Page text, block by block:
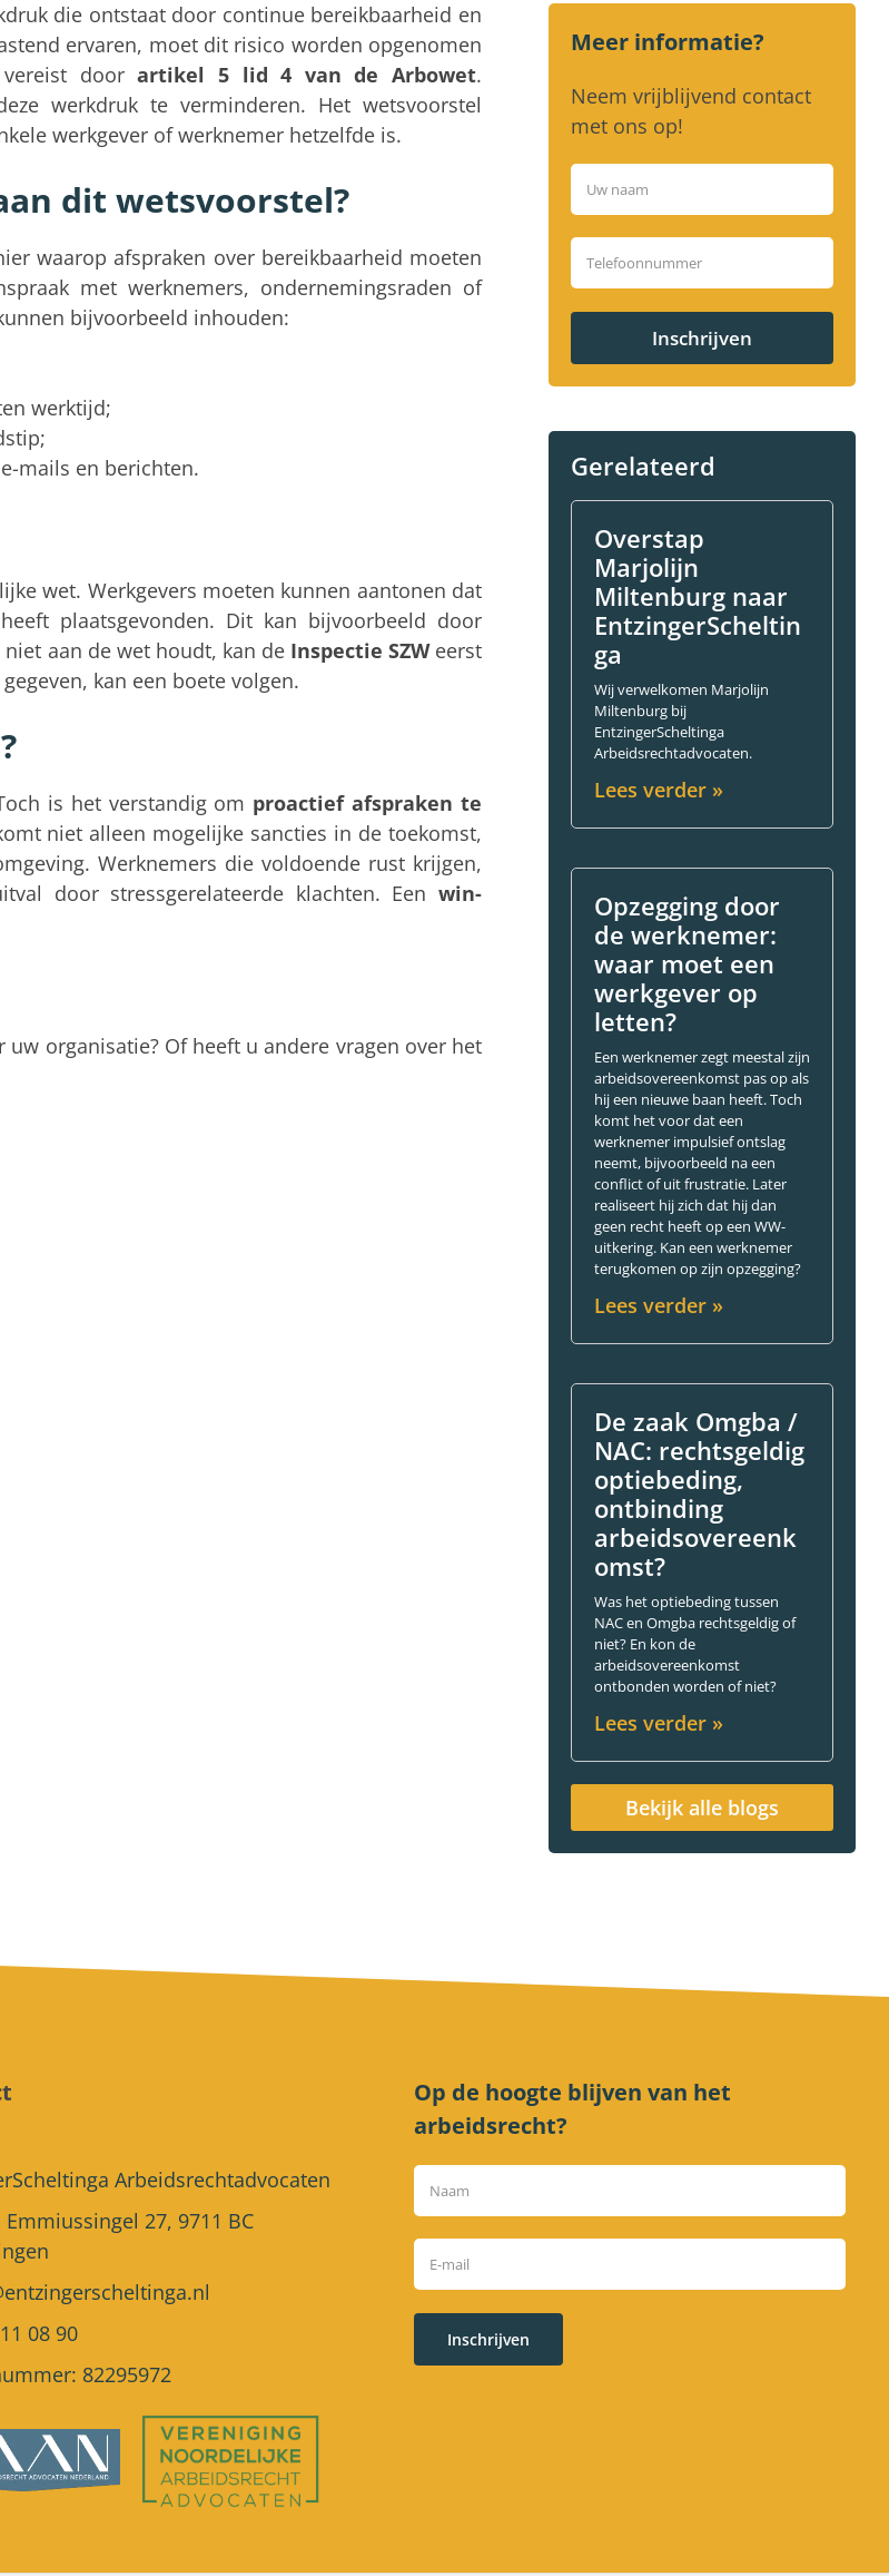
die ontstaat door continue bereikbaarheid en
ervaren, moet dit risico worden opgenomen
doorartikel 5 lid 4 van de Arbowet.
werkdruk te verminderen. Het wetsvoorstel
werkgever of werknemer hetzelfde is.
dit wetsvoorstel?
waarop afspraken over bereikbaarheid moeten
met werknemers, ondernemingsraden of
bijvoorbeeld inhouden:
werktijd;
mails en berichten.
wet. Werkgevers moeten kunnen aantonen dat
plaatsgevonden. Dit kan bijvoorbeeld door
aan de wet houdt, kan de Inspectie SZWeerst
kan een boete volgen.
is het verstandig om proactief afspraken te
niet alleen mogelijke sancties in de toekomst,
Werknemers die voldoende rust krijgen,
door stressgerelateerde klachten. Een win-
organisatie? Of heeft u andere vragen over het
Meer informatie?
Neem vrijblijvend contact
met ons op!
Inschrijven
Gerelateerd
Overstap
Marjolijn
Miltenburg naar
EntzingerScheltin
ga
Wij verwelkomen Marjolijn
Miltenburg bij
EntzingerScheltinga
Arbeidsrechtadvocaten.
Lees verder »
Opzegging door
de werknemer:
waar moet een
werkgever op
letten?
Een werknemer zegt meestal zijn
arbeidsovereenkomst pas op als
hij een nieuwe baan heeft. Toch
komt het voor dat een
werknemer impulsief ontslag
neemt, bijvoorbeeld na een
conflict of uit frustratie. Later
realiseert hij zich dat hij dan
geen recht heeft op een WW-
uitkering. Kan een werknemer
terugkomen op zijn opzegging?
Lees verder »
De zaak Omgba /
NAC: rechtsgeldig
optiebeding,
ontbinding
arbeidsovereenk
omst?
Was het optiebeding tussen
NAC en Omgba rechtsgeldig of
niet? En kon de
arbeidsovereenkomst
ontbonden worden of niet?
Lees verder »
Bekijk alle blogs
Arbeidsrechtadvocaten
Emmiussingel 27, 9711 BC
08 90
82295972
Op de hoogte blijven van het
arbeidsrecht?
Inschrijven